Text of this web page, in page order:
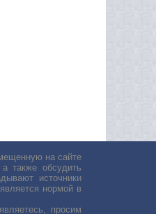
на сайте
также обсудить
источники
нормой в
просим